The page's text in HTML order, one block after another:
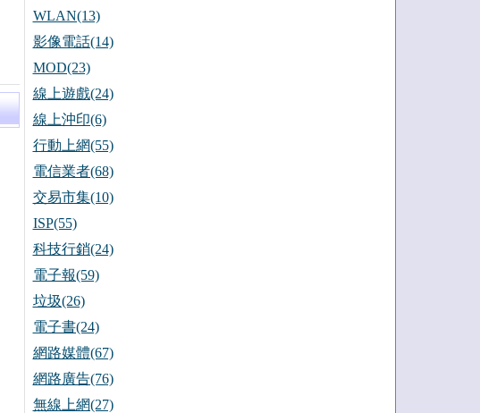
WLAN(13)
影像電話(14)
MOD(23)
線上遊戲(24)
線上沖印(6)
行動上網(55)
電信業者(68)
交易市集(10)
ISP(55)
科技行銷(24)
電子報(59)
垃圾(26)
電子書(24)
網路媒體(67)
網路廣告(76)
無線上網(27)